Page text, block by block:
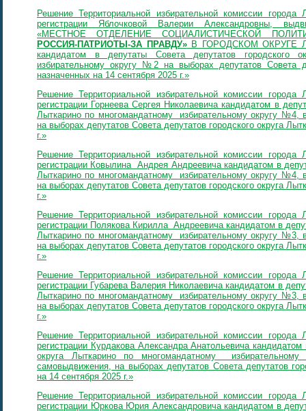
Решение Территориальной избирательной комиссии
регистрации Яблочковой Валерии Александровны,
«МЕСТНОЕ ОТДЕЛЕНИЕ СОЦИАЛИСТИЧЕСКОЙ
РОССИЯ-ПАТРИОТЫ-ЗА ПРАВДУ»В ГОРОДСКОМ ОКРУГЕ
кандидатом в депутаты Совета депутатов городского
избирательному округу №2 на выборах депутатов Совета
назначенных на 14 сентября 2025 г.»
Решение Территориальной избирательной комиссии
регистрации Горнеева Сергея Николаевича кандидатом в
Лыткарино по многомандатному избирательному округу №4,
на выборах депутатов Совета депутатов городского округа
г.»
Решение Территориальной избирательной комиссии
регистрации Ковылина Андрея Андреевича кандидатом в
Лыткарино по многомандатному избирательному округу №4,
на выборах депутатов Совета депутатов городского округа
г.»
Решение Территориальной избирательной комиссии
регистрации Полякова Кирилла Андреевича кандидатом в
Лыткарино по многомандатному избирательному округу №3,
на выборах депутатов Совета депутатов городского округа
г.»
Решение Территориальной избирательной комиссии
регистрации Губарева Валерия Николаевича кандидатом в
Лыткарино по многомандатному избирательному округу №3,
на выборах депутатов Совета депутатов городского округа
г.»
Решение Территориальной избирательной комиссии
регистрации Курдакова Александра Анатольевича
округа Лыткарино по многомандатному
самовыдвижения, на выборах депутатов Совета депутатов
на 14 сентября 2025 г.»
Решение Территориальной избирательной комиссии
регистрации Юркова Юрия Александровича кандидатом в